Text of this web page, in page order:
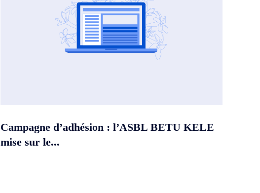
Campagne d’adhésion : l’ASBL BETU KELE
mise sur le...